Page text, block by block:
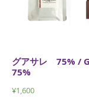
グアサレ 75% /
75%
¥1,600